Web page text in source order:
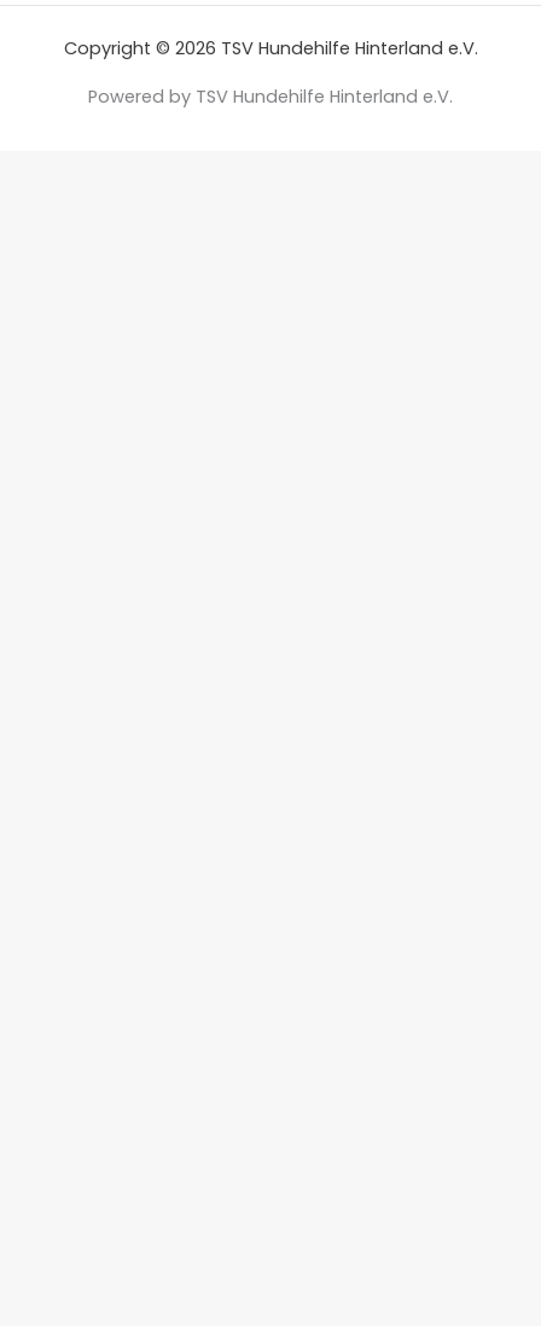
Copyright © 2026 TSV Hundehilfe Hinterland e.V.
Powered by TSV Hundehilfe Hinterland e.V.